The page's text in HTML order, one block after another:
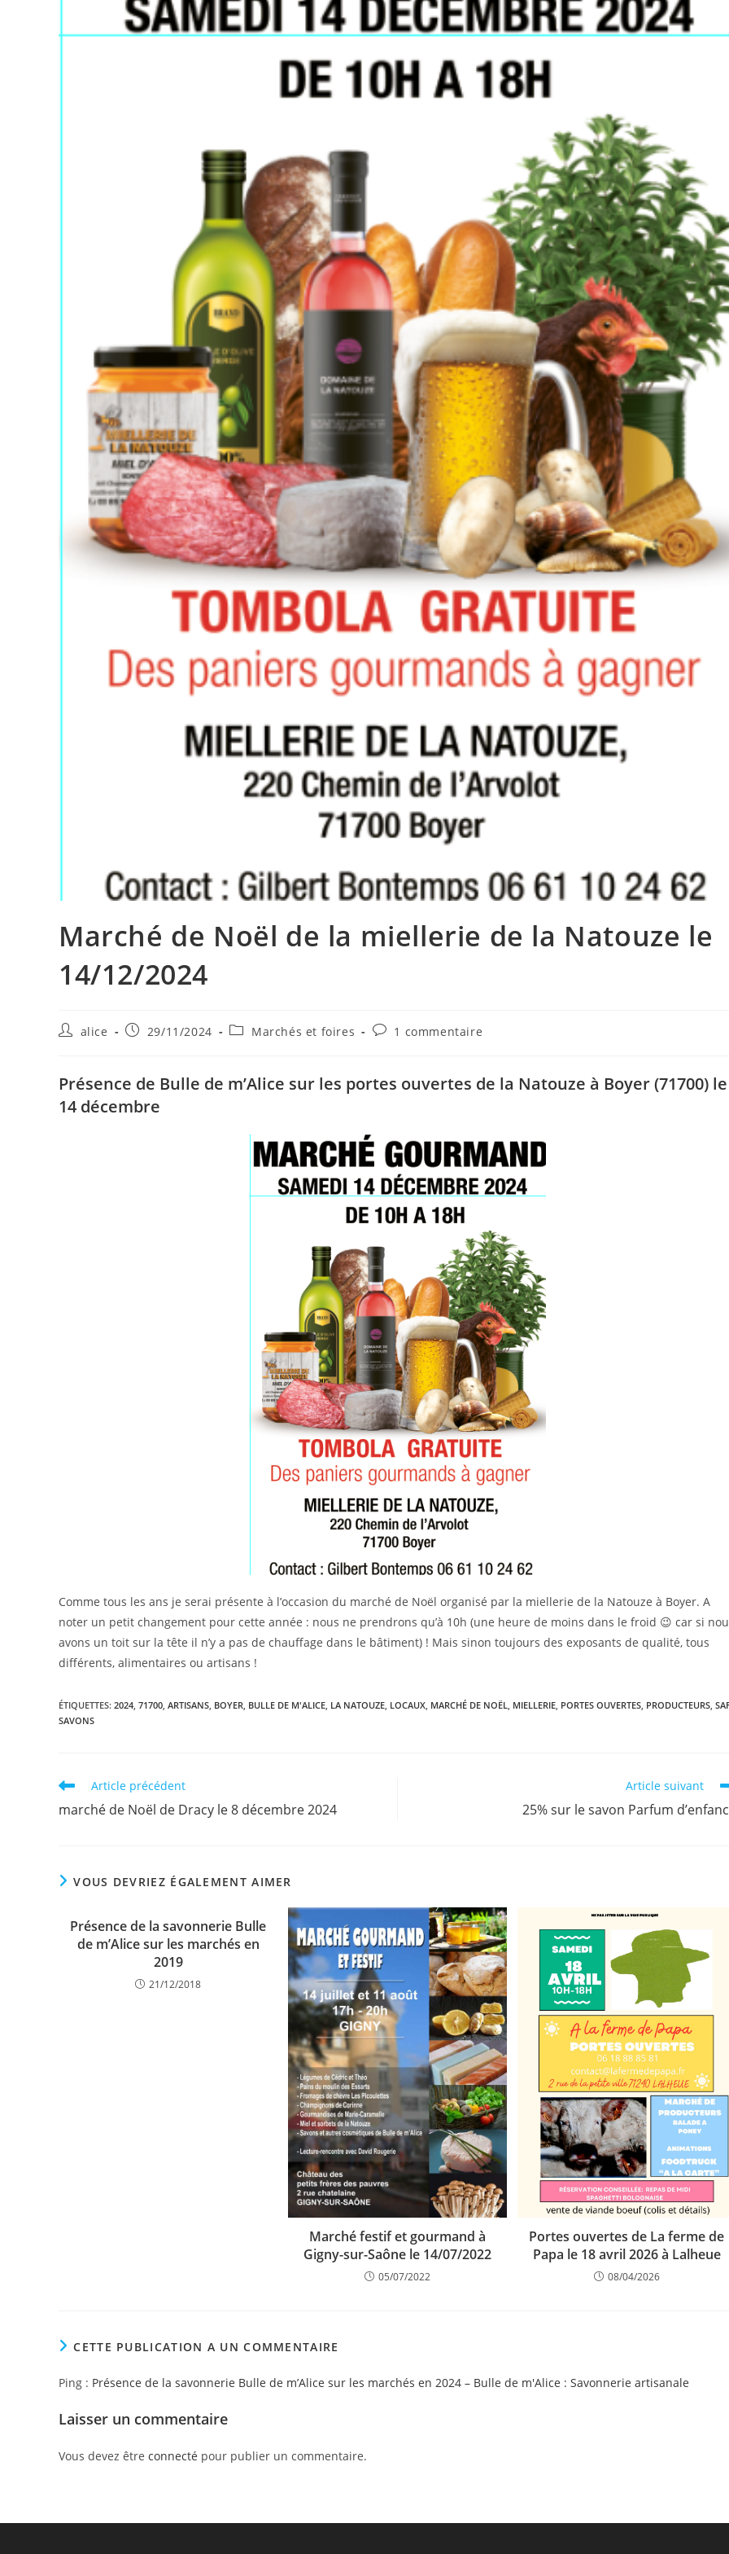
Marché de Noël de la miellerie de la Natouze le
14/12/2024
Auteur/autrice
publication :
alice
Publication
29/11/2024
PostMarchés et foires
Commentaires
publication :
1 commentaire
Présence de Bulle de m’Alice sur les portes ouvertes de la Natouze à Boyer (71700) le
14 décembre
Comme tous les ans je serai présente à l’occasion du marché de Noël organisé par la miellerie de la Natouze à Boyer. A
noter un petit changement pour cette année : nous ne prendrons qu’à 10h (une heure de moins dans le froid 😉 car si
avons un toit sur la tête il n’y a pas de chauffage dans le bâtiment) ! Mais sinon toujours des exposants de qualité, tous
différents, alimentaires ou artisans !
ÉTIQUETTES: 2024 71700 ARTISANS BOYER BULLE DE M'ALICE LA NATOUZE LOCAUX MARCHÉ DE NOËL MIELLERIE PORTES OUVERTES PRODUCTEURS
SAVONS
Read
articles
Article précédent
marché de Noël de Dracy le 8 décembre 2024
Article suivant
25% sur le savon Parfum
VOUS DEVRIEZ ÉGALEMENT AIMER
Présence de la savonnerie Bulle
de m’Alice sur les marchés en
2019
21/12/2018
Marché festif et gourmand à
Gigny-sur-Saône le 14/07/2022
05/07/2022
Portes ouvertes de La ferme de
Papa le 18 avril 2026 à Lalheue
08/04/2026
CETTE PUBLICATION A UN COMMENTAIRE
Ping : Présence de la savonnerie Bulle de m’Alice sur les marchés en 2024 – Bulle de m'Alice : Savonnerie artisanale
Laisser un commentaire
Vous devez être connecté pour publier un commentaire.